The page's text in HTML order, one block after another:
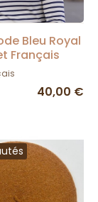
Bleu Royal
Français
40,00 €